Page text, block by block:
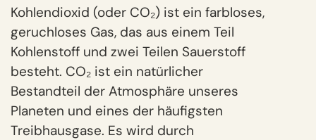
Kohlendioxid (oder CO₂) ist ein farbloses,
geruchloses Gas, das aus einem Teil
Kohlenstoff und zwei Teilen Sauerstoff
besteht. CO₂ ist ein natürlicher
Bestandteil der Atmosphäre unseres
Planeten und eines der häufigsten
Treibhausgase. Es wird durch